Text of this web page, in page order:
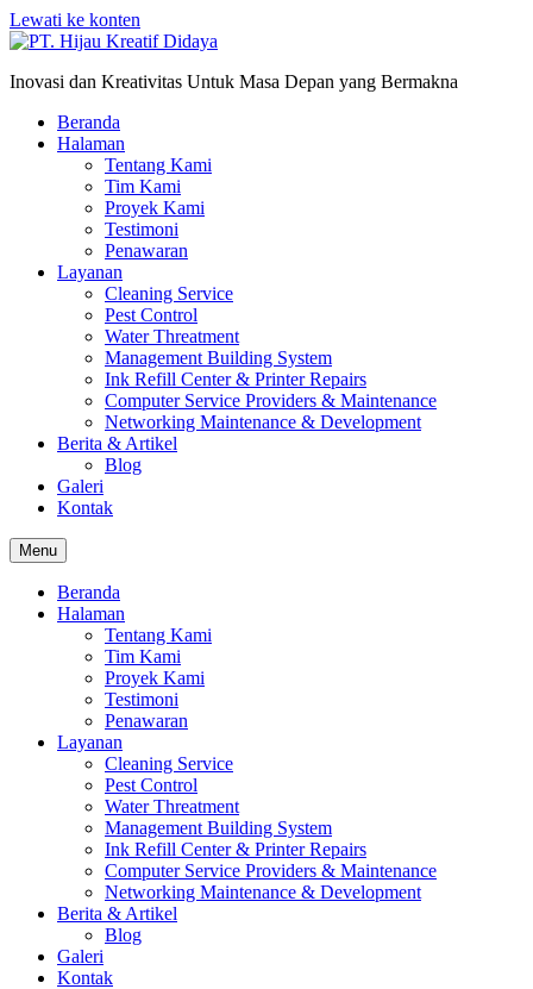
Lewati ke konten
Inovasi dan Kreativitas Untuk Masa Depan yang Bermakna
Beranda
Halaman
Tentang Kami
Tim Kami
Proyek Kami
Testimoni
Penawaran
Layanan
Cleaning Service
Pest Control
Water Threatment
Management Building System
Ink Refill Center & Printer Repairs
Computer Service Providers & Maintenance
Networking Maintenance & Development
Berita & Artikel
Blog
Galeri
Kontak
Menu
Beranda
Halaman
Tentang Kami
Tim Kami
Proyek Kami
Testimoni
Penawaran
Layanan
Cleaning Service
Pest Control
Water Threatment
Management Building System
Ink Refill Center & Printer Repairs
Computer Service Providers & Maintenance
Networking Maintenance & Development
Berita & Artikel
Blog
Galeri
Kontak